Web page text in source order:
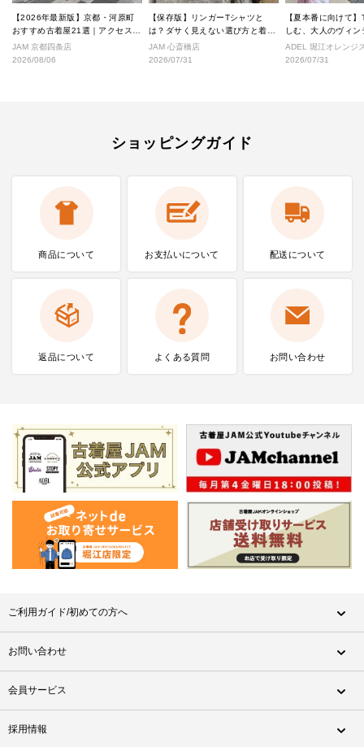
【2026年最新版】京都・河原町
おすすめ古着屋21選｜アクセス良
好な絶対行くべきショップ厳選！
JAM 京都四条店
2026/08/06
【保存版】リンガーTシャツと
は？ダサく見えない選び方と着こ
なし完全ガイド
JAM 心斎橋店
2026/07/31
【夏本番に向けて
しむ、大人のヴィ
ル
ADEL 堀江オレンジ
2026/07/31
ショッピングガイド
商品について お支払いについて 配送について
返品について よくある質問 お問い合わせ
ご利用ガイド/初めての方へ
お問い合わせ
会員サービス
採用情報